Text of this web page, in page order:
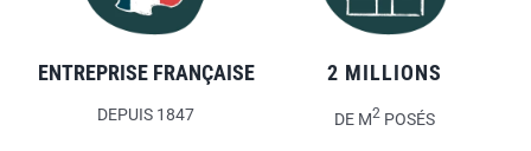
ENTREPRISE FRANÇAISE
DEPUIS 1847
2 MILLIONS
DE M2 POSÉS